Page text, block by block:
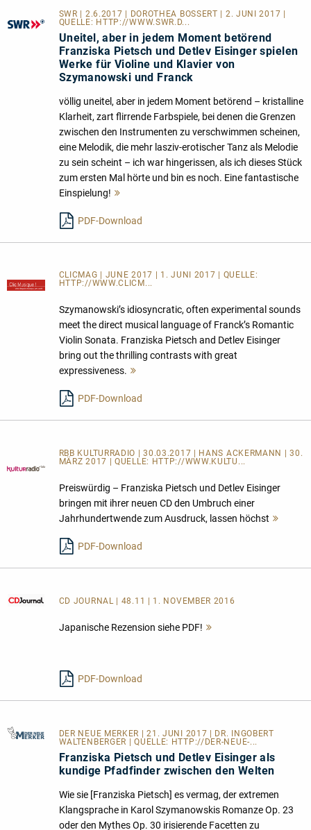
SWR | 2.6.2017 | DOROTHEA BOSSERT | 2. JUNI 2017 |
QUELLE: HTTP://WWW.SWR.D...
Uneitel, aber in jedem Moment betörend
Franziska Pietsch und Detlev Eisinger spielen
Werke für Violine und Klavier von
Szymanowski und Franck
völlig uneitel, aber in jedem Moment betörend – kristalline
Klarheit, zart flirrende Farbspiele, bei denen die Grenzen
zwischen den Instrumenten zu verschwimmen scheinen,
eine Melodik, die mehr lasziv-erotischer Tanz als Melodie
zu sein scheint – ich war hingerissen, als ich dieses Stück
zum ersten Mal hörte und bin es noch. Eine fantastische
Einspielung!
PDF-Download
CLICMAG | JUNE 2017 | 1. JUNI 2017 | QUELLE:
HTTP://WWW.CLICM...
Szymanowski’s idiosyncratic, often experimental sounds
meet the direct musical language of Franck’s Romantic
Violin Sonata. Franziska Pietsch and Detlev Eisinger
bring out the thrilling contrasts with great
expressiveness.
PDF-Download
RBB KULTURRADIO | 30.03.2017 | HANS ACKERMANN | 30.
MÄRZ 2017 | QUELLE: HTTP://WWW.KULTU...
Preiswürdig – Franziska Pietsch und Detlev Eisinger
bringen mit ihrer neuen CD den Umbruch einer
Jahrhundertwende zum Ausdruck, lassen höchst
PDF-Download
CD JOURNAL | 48.11 | 1. NOVEMBER 2016
Japanische Rezension siehe PDF!
PDF-Download
DER NEUE MERKER
| 21. JUNI 2017 | DR. INGOBERT
WALTENBERGER | QUELLE: HTTP://DER-NEUE-...
Franziska Pietsch und Detlev Eisinger als
kundige Pfadfinder zwischen den Welten
Wie sie [Franziska Pietsch] es vermag, der extremen
Klangsprache in Karol Szymanowskis Romanze Op. 23
oder den Mythes Op. 30 irisierende Facetten zu